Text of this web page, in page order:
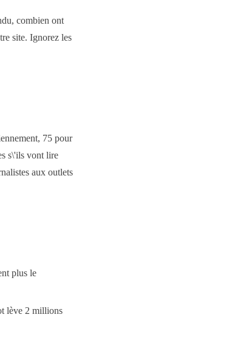
combien ont
site. Ignorez les
75 pour
s\'ils vont lire
aux outlets
plus le
lève 2 millions